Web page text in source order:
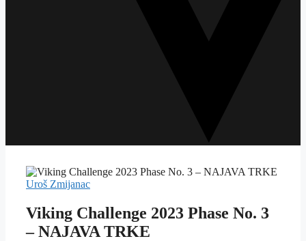
Uroš Zmijanac
Viking Challenge 2023 Phase No. 3
– NAJAVA TRKE